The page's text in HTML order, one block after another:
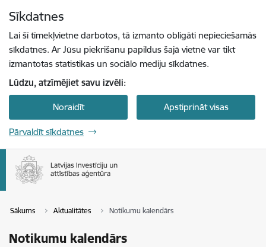
Sīkdatnes
Lai šī tīmekļvietne darbotos, tā izmanto obligāti nepieciešamās
sīkdatnes. Ar Jūsu piekrišanu papildus šajā vietnē var tikt
izmantotas statistikas un sociālo mediju sīkdatnes.
Lūdzu, atzīmējiet savu izvēli:
Noraidīt Apstiprināt visas
Pārvaldīt sīkdatnes
Sākums Aktualitātes Notikumu kalendārs
Notikumu kalendārs